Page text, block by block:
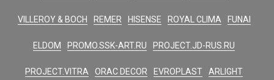
VILLEROY & BOCH REMER HISENSE ROYAL CLIMA FUNAI
ELDOM PROMO.SSK-ART.RU PROJECT.JD-RUS.RU
PROJECT.VITRA ORAC DECOR EVROPLAST ARLIGHT